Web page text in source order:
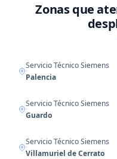
Zonas que
Servicio Técnico Siemens
Palencia
Servicio Técnico Siemens
Guardo
Servicio Técnico Siemens
Villamuriel de Cerrato